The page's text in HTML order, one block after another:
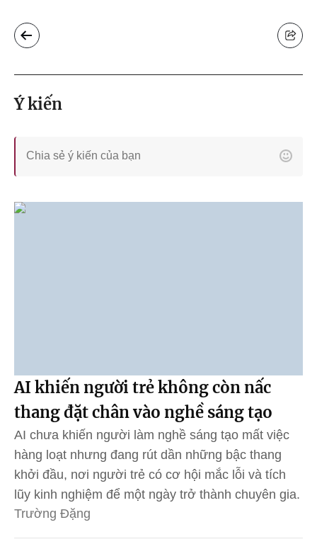
Ý kiến
AI khiến người trẻ không còn nấc
thang đặt chân vào nghề sáng tạo
AI chưa khiến người làm nghề sáng tạo mất việc
hàng loạt nhưng đang rút dần những bậc thang
khởi đầu, nơi người trẻ có cơ hội mắc lỗi và tích
lũy kinh nghiệm để một ngày trở thành chuyên gia.
Trường Đặng